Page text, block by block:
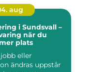
aug
i Sundsvall –
när du
plats
eller
ändras uppstår